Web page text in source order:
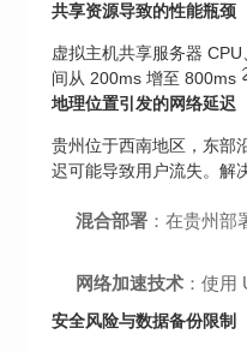
共享资源导致的性能瓶颈
虚拟主机共享服务器
间从 200ms 增至 800ms
地理位置引发的网络延迟
贵州位于西南地区，东部
迟可能导致用户流失。解
混合部署 ：在贵州
网络加速技术 ：使
安全风险与数据备份限制